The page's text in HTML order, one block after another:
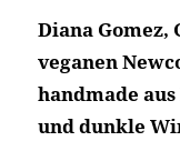
Diana
veganen
handmade
und dunkle